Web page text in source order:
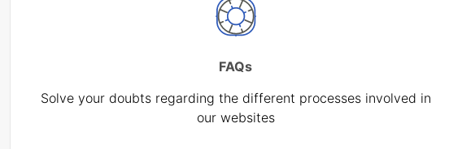
FAQs
Solve your doubts regarding the different processes involved in
our websites